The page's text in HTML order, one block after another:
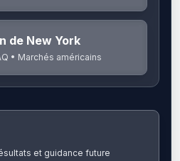
de New York
• Marchés américains
et guidance future